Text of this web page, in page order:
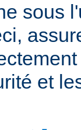
sous
et